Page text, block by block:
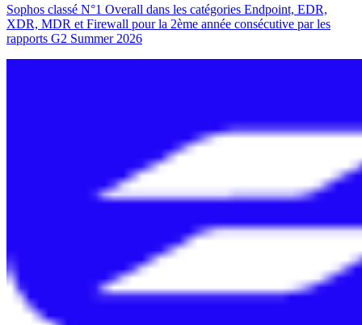
Sophos classé N°1 Overall dans les catégories Endpoint, EDR,
XDR, MDR et Firewall pour la 2ème année consécutive par les
rapports G2 Summer 2026